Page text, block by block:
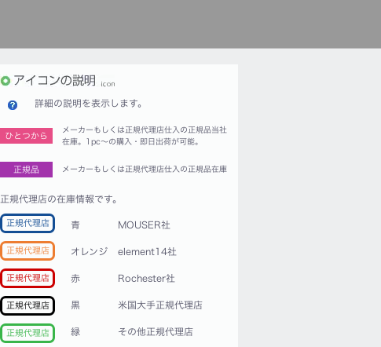
詳細の説明を表示します。
ひとつから
メーカーもしくは正規代理店仕入の正規品当社
在庫。1pc〜の購入・即日出荷が可能。
正規品 メーカーもしくは正規代理店仕入の正規品在庫
正規代理店の在庫情報です。
正規代理店
正規代理店
正規代理店
正規代理店
正規代理店
青 MOUSER社
オレンジ element14社
赤 Rochester社
黒 米国大手正規代理店
緑 その他正規代理店